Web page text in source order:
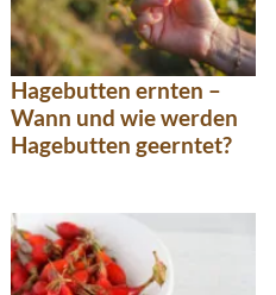
Hagebutten ernten –
Wann und wie werden
Hagebutten geerntet?